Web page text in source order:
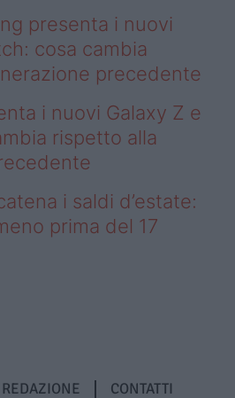
presenta i nuovi
cosa cambia
precedente
i nuovi Galaxy Z e
rispetto alla
i saldi d’estate:
prima del 17
REDAZIONE CONTATTI